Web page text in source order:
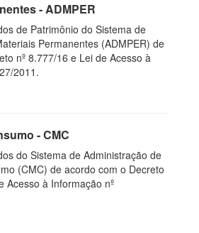
- ADMPER
de Patrimônio do Sistema de
Permanentes (ADMPER) de
nº 8.777/16 e Lei de Acesso à
2011.
- CMC
do Sistema de Administração de
(CMC) de acordo com o Decreto
Acesso à Informação nº